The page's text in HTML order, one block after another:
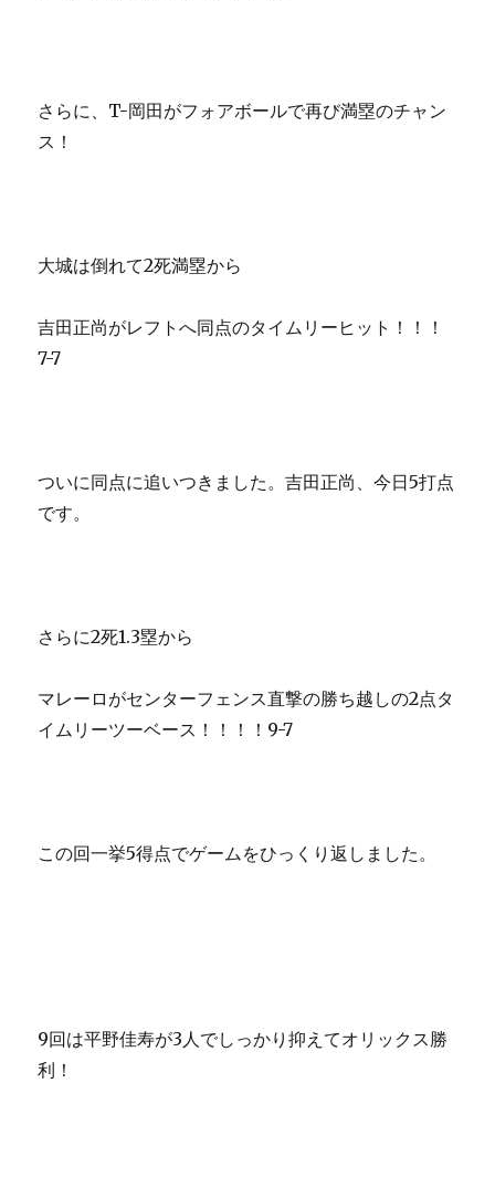
さらに、T-岡田がフォアボールで再び満塁のチャン
ス！
大城は倒れて2死満塁から
吉田正尚がレフトへ同点のタイムリーヒット！！！
7-7
ついに同点に追いつきました。吉田正尚、今日5打点
です。
さらに2死1.3塁から
マレーロがセンターフェンス直撃の勝ち越しの2点タ
イムリーツーベース！！！！9-7
この回一挙5得点でゲームをひっくり返しました。
9回は平野佳寿が3人でしっかり抑えてオリックス勝
利！